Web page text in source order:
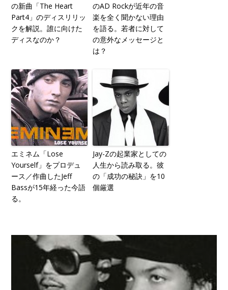
の新曲「The Heart
Part4」のディスリリッ
クを解説。誰に向けた
ディスなのか？
のAD Rockが近年の音
楽を全く聞かない理由
を語る。若者に対して
の意外なメッセージと
は？
エミネム「Lose
Yourself」をプロデュ
ース／作曲したJeff
Bassが15年経った今語
る。
Jay-Zの起業家としての
人生から読み取る。彼
の「成功の秘訣」を10
個厳選